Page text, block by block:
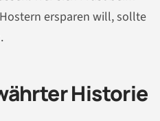
ersparen will, sollte
Historie